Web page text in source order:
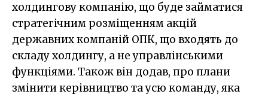
холдингову компанію, що буде займатися
стратегічним розміщенням акцій
державних компаній ОПК, що входять до
складу холдингу, а не управлінськими
функціями. Також він додав, про плани
змінити керівництво та усю команду, яка